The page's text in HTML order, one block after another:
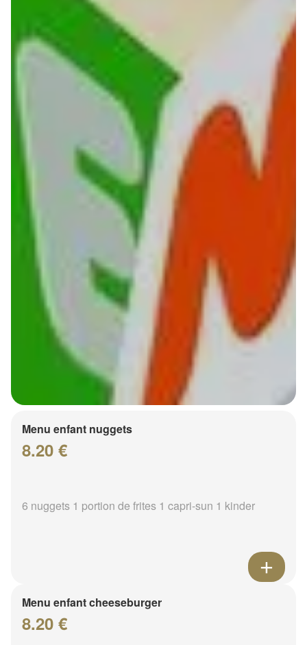
Menu enfant nuggets
8.20 €
6 nuggets 1 portion de frites 1 capri-sun 1 kinder
Menu enfant cheeseburger
8.20 €